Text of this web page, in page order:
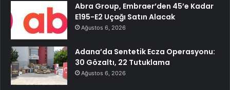
Abra Group, Embraer’den 45’e Kadar
E195-E2 Uçağı Satın Alacak
Ağustos 6, 2026
Adana’da Sentetik Ecza Operasyonu:
30 Gözaltı, 22 Tutuklama
Ağustos 6, 2026